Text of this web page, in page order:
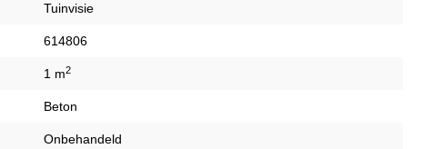
Tuinvisie
614806
1 m2
Beton
Onbehandeld